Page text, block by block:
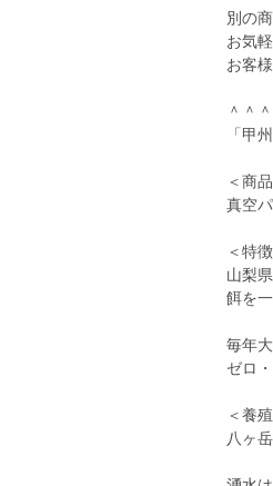
別の
お気
お客
＾＾
「甲
＜商
真空
＜特
山梨
餌を
毎年
ゼロ
＜養
八ヶ